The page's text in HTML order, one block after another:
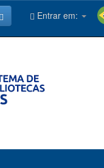
Entrar em: